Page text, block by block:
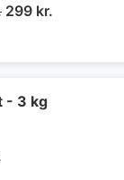
Den
599 kr..
299 kr.
- 3 kg